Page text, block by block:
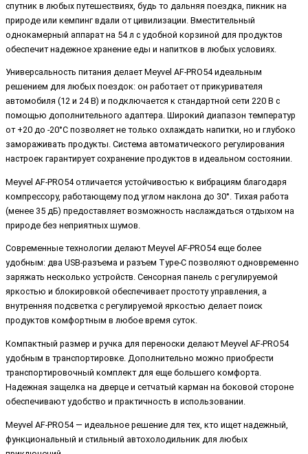
спутник в любых путешествиях, будь то дальняя поездка, пикник на
природе или кемпинг вдали от цивилизации. Вместительный
однокамерный аппарат на 54 л с удобной корзиной для продуктов
обеспечит надежное хранение еды и напитков в любых условиях.
Универсальность питания делает Meyvel AF-PRO54 идеальным
решением для любых поездок: он работает от прикуривателя
автомобиля (12 и 24 В) и подключается к стандартной сети 220 В с
помощью дополнительного адаптера. Широкий диапазон температур
от +20 до -20°С позволяет не только охлаждать напитки, но и глубоко
замораживать продукты. Система автоматического регулирования
настроек гарантирует сохранение продуктов в идеальном состоянии.
Meyvel AF-PRO54 отличается устойчивостью к вибрациям благодаря
компрессору, работающему под углом наклона до 30°. Тихая работа
(менее 35 дБ) предоставляет возможность наслаждаться отдыхом на
природе без неприятных шумов.
Современные технологии делают Meyvel AF-PRO54 еще более
удобным: два USB-разъема и разъем Type-C позволяют одновременно
заряжать несколько устройств. Сенсорная панель с регулируемой
яркостью и блокировкой обеспечивает простоту управления, а
внутренняя подсветка с регулируемой яркостью делает поиск
продуктов комфортным в любое время суток.
Компактный размер и ручка для переноски делают Meyvel AF-PRO54
удобным в транспортировке. Дополнительно можно приобрести
транспортировочный комплект для еще большего комфорта.
Надежная защелка на дверце и сетчатый карман на боковой стороне
обеспечивают удобство и практичность в использовании.
Meyvel AF-PRO54 — идеальное решение для тех, кто ищет надежный,
функциональный и стильный автохолодильник для любых